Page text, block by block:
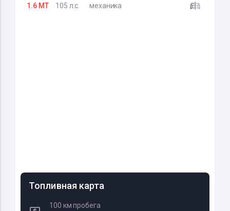
1.6 MT 105 л.с. механика
Топливная карта
100 км пробега